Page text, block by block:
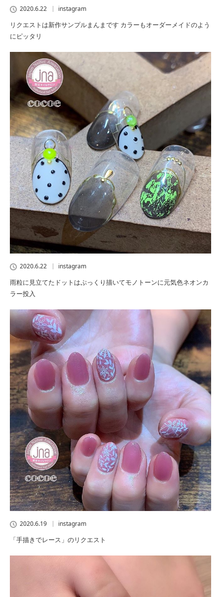
2020.6.22 instagram
リクエストは新作サンプルまんまです カラーもオーダーメイドのよう
にピッタリ
2020.6.22 instagram
雨粒に見立てたドットはぷっくり描いてモノトーンに元気色ネオンカ
ラー投入
2020.6.19 instagram
「手描きでレース」のリクエスト